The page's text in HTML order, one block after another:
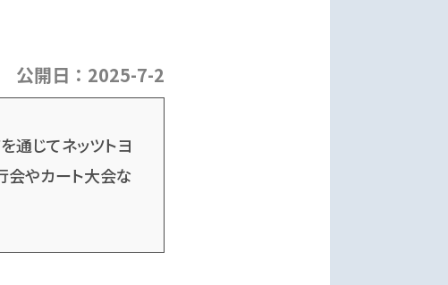
公開日： 2025-7-2
通じてネッツトヨ
会やカート大会な